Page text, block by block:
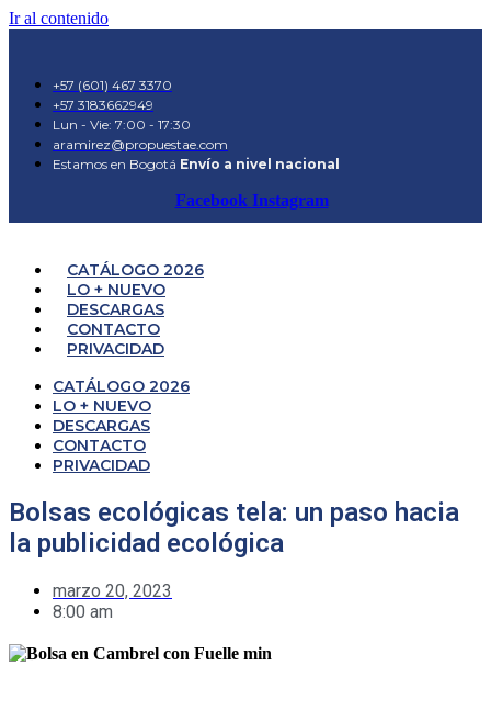
Ir al contenido
+57 (601) 467 3370
+57 3183662949
Lun - Vie: 7:00 - 17:30
aramirez@propuestae.com
Estamos en Bogotá Envío a nivel nacional
Facebook Instagram
CATÁLOGO 2026
LO + NUEVO
DESCARGAS
CONTACTO
PRIVACIDAD
CATÁLOGO 2026
LO + NUEVO
DESCARGAS
CONTACTO
PRIVACIDAD
Bolsas ecológicas tela: un paso hacia
la publicidad ecológica
marzo 20, 2023
8:00 am